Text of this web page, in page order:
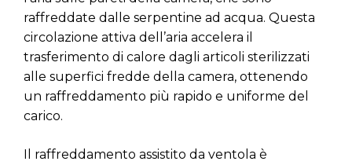
raffreddate dalle serpentine ad acqua. Questa
circolazione attiva dell’aria accelera il
trasferimento di calore dagli articoli sterilizzati
alle superfici fredde della camera, ottenendo
un raffreddamento più rapido e uniforme del
carico.
Il raffreddamento assistito da ventola è